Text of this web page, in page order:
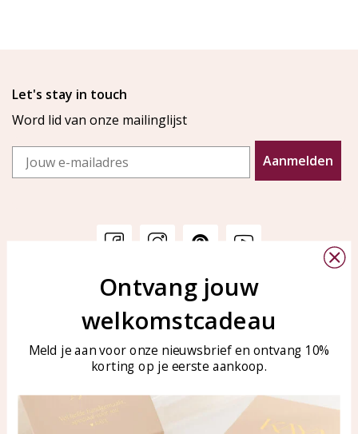
Let's stay in touch
Word lid van onze mailinglijst
Email
Aanmelden
Veelgestelde vragen
Sieraden onderhouden
KAYA Sieraden
Bellen of WhatsApp Ma-Vr
tussen 09:00-17:00
Tel: 0850003187
WhatsApp: 0850003187
klantenservice@kayasierade
Ontvang jouw
welkomstcadeau
Meld je aan voor onze nieuwsbrief en ontvang 10%
korting op je eerste aankoop.